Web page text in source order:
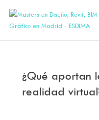
¿Qué aportan
realidad